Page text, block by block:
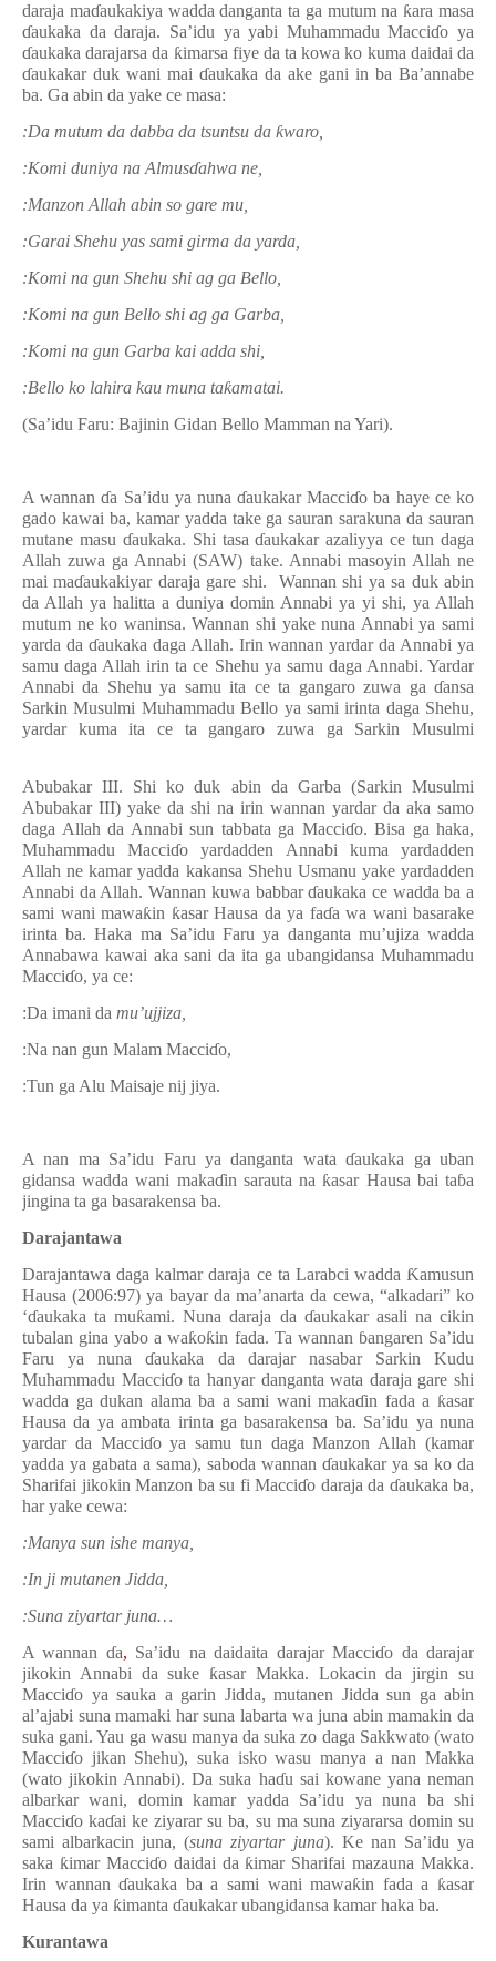
daraja maɗaukakiya wadda danganta ta ga mutum na ƙara masa
ɗaukaka da daraja. Sa’idu ya yabi Muhammadu Macciɗo ya
ɗaukaka darajarsa da ƙimarsa fiye da ta kowa ko kuma daidai da
ɗaukakar duk wani mai ɗaukaka da ake gani in ba Ba’annabe
ba. Ga abin da yake ce masa:
:Da mutum da dabba da tsuntsu da ƙwaro,
:Komi duniya na Almusɗahwa ne,
:Manzon Allah abin so gare mu,
:Garai Shehu yas sami girma da yarda,
:Komi na gun Shehu shi ag ga Bello,
:Komi na gun Bello shi ag ga Garba,
:Komi na gun Garba kai adda shi,
:Bello ko lahira kau muna taƙamatai.
(Sa’idu Faru: Bajinin Gidan Bello Mamman na Yari).
A wannanɗa Sa’idu ya nunaɗaukakar Macciɗo ba hayeceko
gado kawai ba, kamar yadda take ga sauran sarakuna da sauran
mutane masu ɗaukaka. Shi tasaɗaukakar azaliyya ce tun daga
Allah zuwa ga Annabi (SAW) take. Annabi masoyin Allah ne
mai maɗaukakiyar daraja gare shi. Wannan shi ya sa duk abin
da Allah ya halitta a duniya domin Annabi ya yi shi, ya Allah
mutum ne ko waninsa. Wannan shi yake nuna Annabi ya sami
yarda da ɗaukaka daga Allah. Irin wannan yardar da Annabi ya
samu daga Allah irin ta ce Shehu ya samu daga Annabi. Yardar
Annabi da Shehu ya samu ita ce ta gangaro zuwa ga ɗansa
Sarkin Musulmi Muhammadu Bello ya sami irinta daga Shehu,
yardar kuma ita ce ta gangaro zuwa ga Sarkin Musulmi
Abubakar III. Shi ko duk abin da Garba (Sarkin Musulmi
Abubakar III) yake da shi na irin wannan yardar da aka samo
daga Allah da Annabi sun tabbata ga Macciɗo. Bisa ga haka,
Muhammadu Macciɗo yardadden Annabi kuma yardadden
Allah ne kamar yadda kakansa Shehu Usmanu yake yardadden
Annabi da Allah. Wannan kuwa babbarɗaukaka ce wadda ba a
sami wani mawaƙin ƙasar Hausa da ya faɗa wa wani basarake
irinta ba. Haka ma Sa’idu Faru ya danganta mu’ujiza wadda
Annabawa kawai aka sani da ita ga ubangidansa Muhammadu
Macciɗo, ya ce:
:Da imani da mu’ujjiza,
:Na nan gun Malam Macciɗo,
:Tun ga Alu Maisaje nij jiya.
A nan ma Sa’idu Faru ya danganta wataɗaukaka ga uban
gidansa wadda wani makaɗin sarauta na ƙasar Hausa bai taɓa
jingina ta ga basarakensa ba.
Darajantawa
Darajantawa daga kalmar daraja ce ta Larabci wadda Ƙamusun
Hausa (2006:97) ya bayar da ma’anarta da cewa, “alkadari” ko
‘ɗaukaka ta muƙami.Nuna daraja da ɗaukakar asali na cikin
tubalan gina yabo a waƙoƙin fada. Ta wannan ɓangaren Sa’idu
Faru ya nunaɗaukaka da darajar nasabar Sarkin Kudu
Muhammadu Macciɗo ta hanyar danganta wata daraja gare shi
wadda ga dukan alama ba a sami wani makaɗin fada a ƙasar
Hausa da ya ambata irinta ga basarakensa ba. Sa’idu ya nuna
yardar da Macciɗo ya samu tun daga Manzon Allah (kamar
yadda ya gabata a sama), saboda wannan ɗaukakar ya sa ko da
Sharifai jikokin Manzon ba su fi Macciɗo daraja da ɗaukaka ba,
har yake cewa:
:Manya sun ishe manya,
:In ji mutanen Jidda,
:Suna ziyartar juna…
A wannan ɗa, Sa’idu na daidaita darajar Macciɗo da darajar
jikokin Annabi dasuke ƙasar Makka. Lokacin da jirgin su
Macciɗo ya sauka a garin Jidda, mutanen Jidda sun ga abin
al’ajabi sunamamaki har suna labarta wa juna abin mamakin da
suka gani. Yau ga wasu manya da suka zo daga Sakkwato (wato
Macciɗo jikan Shehu), suka isko wasu manya a nan Makka
(wato jikokin Annabi). Da suka haɗu sai kowane yana neman
albarkar wani, domin kamar yadda Sa’idu ya nuna ba shi
Macciɗo kaɗai ke ziyarar su ba, su ma suna ziyararsa domin su
sami albarkacin juna, (suna ziyartar juna). Ke nan Sa’idu ya
saka ƙimar Macciɗo daidai da ƙimar Sharifai mazauna Makka.
Irin wannanɗaukaka ba a sami wani mawaƙin fada a ƙasar
Hausa da ya ƙimanta ɗaukakar ubangidansa kamar haka ba.
Kurantawa